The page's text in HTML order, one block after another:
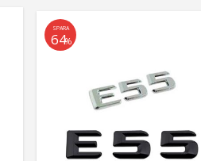
SPARA
64%